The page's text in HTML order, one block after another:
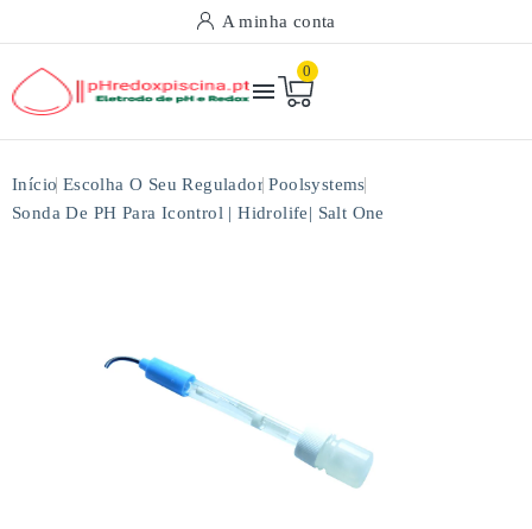
A minha conta

0
Início Escolha O Seu Regulador Poolsystems
Sonda De PH Para Icontrol | Hidrolife| Salt One